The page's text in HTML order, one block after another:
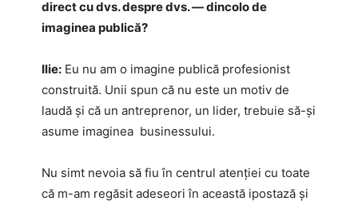
direct cu dvs. despre dvs. — dincolo de
imaginea publică?
Ilie: Eu nu am o imagine publică profesionist
construită. Unii spun că nu este un motiv de
laudă și că un antreprenor, un lider, trebuie să-și
asume imaginea businessului.
Nu simt nevoia să fiu în centrul atenției cu toate
că m-am regăsit adeseori în această ipostază și